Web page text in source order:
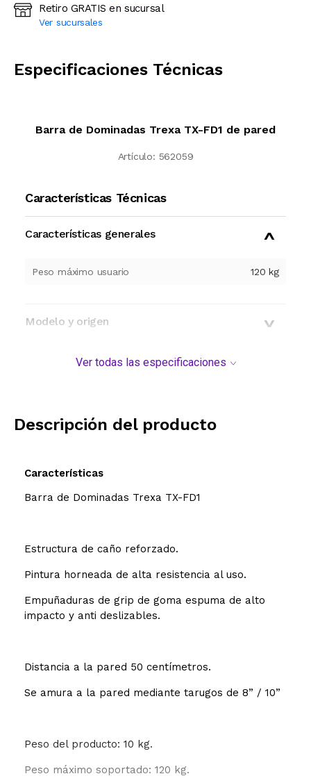
Ingresá código postal (sólo números)
Retiro GRATIS en sucursal
Ver sucursales
Especificaciones Técnicas
Barra de Dominadas Trexa TX-FD1 de pared
Artículo: 562059
Características Técnicas
Características generales
Peso máximo usuario 120 kg
Modelo y origen
Ver todas las especificaciones
Descripción del producto
Características
Barra de Dominadas Trexa TX-FD1
Estructura de caño reforzado.
Pintura horneada de alta resistencia al uso.
Empuñaduras de grip de goma espuma de alto
impacto y anti deslizables.
Distancia a la pared 50 centímetros.
Se amura a la pared mediante tarugos de 8” / 10”
Peso del producto: 10 kg.
Peso máximo soportado: 120 kg.